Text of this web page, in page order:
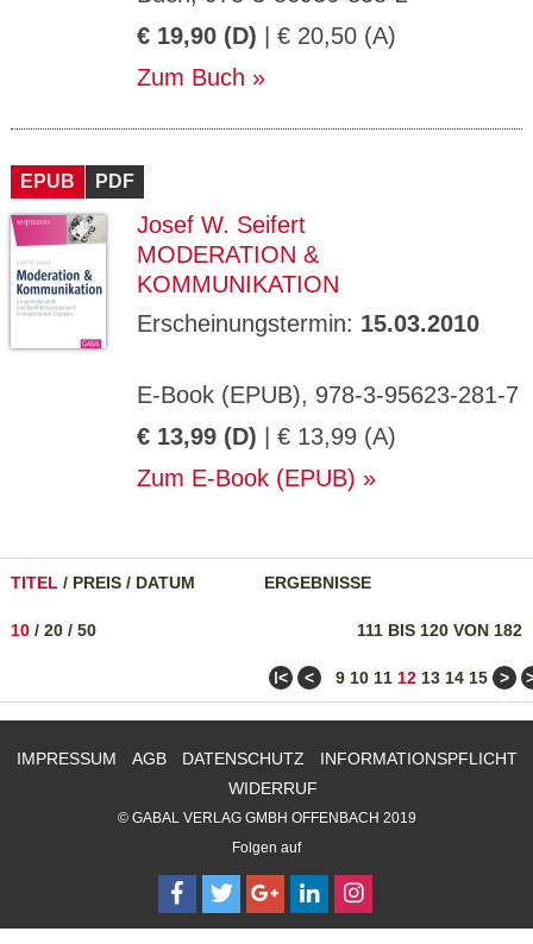
€ 19,90 (D) | € 20,50 (A)
Zum Buch
EPUB PDF
Josef W. Seifert
MODERATION &
KOMMUNIKATION
Erscheinungstermin: 15.03.2010
E-Book (EPUB), 978-3-95623-281-7
€ 13,99 (D) | € 13,99 (A)
Zum E-Book (EPUB)
TITEL / PREIS / DATUM ERGEBNISSE
111 BIS 120 VON 182
10 / 20 / 50
ǀ< < 9 10 11 12 13 14 15 >
IMPRESSUM AGB DATENSCHUTZ
INFORMATIONSPFLICHT
WIDERRUF
© GABAL VERLAG GMBH OFFENBACH 2019
Folgen auf